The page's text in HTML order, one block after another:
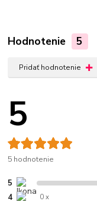
Hodnotenie 5
Pridať hodnotenie
5
5 hodnotenie
5
4 0 x